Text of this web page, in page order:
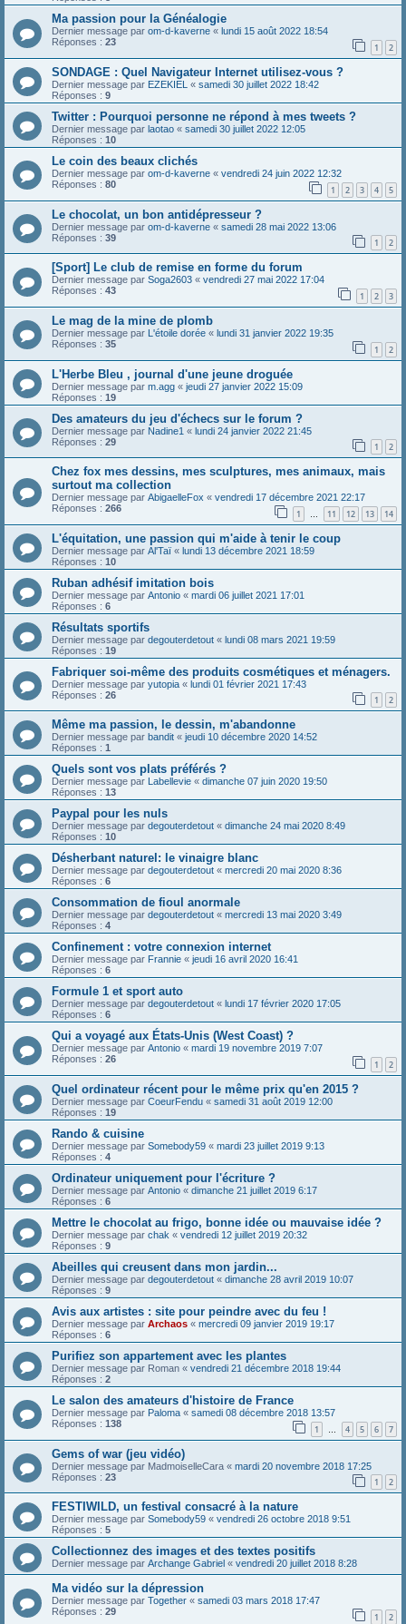
Ma passion pour la Généalogie
Dernier message par om-d-kaverne « lundi 15 août 2022 18:54
Réponses : 23 1 2
SONDAGE : Quel Navigateur Internet utilisez-vous ?
Dernier message par EZEKIEL « samedi 30 juillet 2022 18:42
Réponses : 9
Twitter : Pourquoi personne ne répond à mes tweets ?
Dernier message par laotao « samedi 30 juillet 2022 12:05
Réponses : 10
Le coin des beaux clichés
Dernier message par om-d-kaverne « vendredi 24 juin 2022 12:32
Réponses : 80 1 2 3 4 5
Le chocolat, un bon antidépresseur ?
Dernier message par om-d-kaverne « samedi 28 mai 2022 13:06
Réponses : 39 1 2
[Sport] Le club de remise en forme du forum
Dernier message par Soga2603 « vendredi 27 mai 2022 17:04
Réponses : 43 1 2 3
Le mag de la mine de plomb
Dernier message par L'étoile dorée « lundi 31 janvier 2022 19:35
Réponses : 35 1 2
L'Herbe Bleu , journal d'une jeune droguée
Dernier message par m.agg « jeudi 27 janvier 2022 15:09
Réponses : 19
Des amateurs du jeu d'échecs sur le forum ?
Dernier message par Nadine1 « lundi 24 janvier 2022 21:45
Réponses : 29 1 2
Chez fox mes dessins, mes sculptures, mes animaux, mais
surtout ma collection
Dernier message par AbigaelleFox « vendredi 17 décembre 2021 22:17
Réponses : 266 1 … 11 12 13 14
L'équitation, une passion qui m'aide à tenir le coup
Dernier message par Al'Taï « lundi 13 décembre 2021 18:59
Réponses : 10
Ruban adhésif imitation bois
Dernier message par Antonio « mardi 06 juillet 2021 17:01
Réponses : 6
Résultats sportifs
Dernier message par degouterdetout « lundi 08 mars 2021 19:59
Réponses : 19
Fabriquer soi-même des produits cosmétiques et ménagers.
Dernier message par yutopia « lundi 01 février 2021 17:43
Réponses : 26 1 2
Même ma passion, le dessin, m'abandonne
Dernier message par bandit « jeudi 10 décembre 2020 14:52
Réponses : 1
Quels sont vos plats préférés ?
Dernier message par Labellevie « dimanche 07 juin 2020 19:50
Réponses : 13
Paypal pour les nuls
Dernier message par degouterdetout « dimanche 24 mai 2020 8:49
Réponses : 10
Désherbant naturel: le vinaigre blanc
Dernier message par degouterdetout « mercredi 20 mai 2020 8:36
Réponses : 6
Consommation de fioul anormale
Dernier message par degouterdetout « mercredi 13 mai 2020 3:49
Réponses : 4
Confinement : votre connexion internet
Dernier message par Frannie « jeudi 16 avril 2020 16:41
Réponses : 6
Formule 1 et sport auto
Dernier message par degouterdetout « lundi 17 février 2020 17:05
Réponses : 6
Qui a voyagé aux États-Unis (West Coast) ?
Dernier message par Antonio « mardi 19 novembre 2019 7:07
Réponses : 26 1 2
Quel ordinateur récent pour le même prix qu'en 2015 ?
Dernier message par CoeurFendu « samedi 31 août 2019 12:00
Réponses : 19
Rando & cuisine
Dernier message par Somebody59 « mardi 23 juillet 2019 9:13
Réponses : 4
Ordinateur uniquement pour l'écriture ?
Dernier message par Antonio « dimanche 21 juillet 2019 6:17
Réponses : 6
Mettre le chocolat au frigo, bonne idée ou mauvaise idée ?
Dernier message par chak « vendredi 12 juillet 2019 20:32
Réponses : 9
Abeilles qui creusent dans mon jardin...
Dernier message par degouterdetout « dimanche 28 avril 2019 10:07
Réponses : 9
Avis aux artistes : site pour peindre avec du feu !
Dernier message par Archaos « mercredi 09 janvier 2019 19:17
Réponses : 6
Purifiez son appartement avec les plantes
Dernier message par Roman « vendredi 21 décembre 2018 19:44
Réponses : 2
Le salon des amateurs d'histoire de France
Dernier message par Paloma « samedi 08 décembre 2018 13:57
Réponses : 138 1 … 4 5 6 7
Gems of war (jeu vidéo)
Dernier message par MadmoiselleCara « mardi 20 novembre 2018 17:25
Réponses : 23 1 2
FESTIWILD, un festival consacré à la nature
Dernier message par Somebody59 « vendredi 26 octobre 2018 9:51
Réponses : 5
Collectionnez des images et des textes positifs
Dernier message par Archange Gabriel « vendredi 20 juillet 2018 8:28
Ma vidéo sur la dépression
Dernier message par Together « samedi 03 mars 2018 17:47
Réponses : 29 1 2